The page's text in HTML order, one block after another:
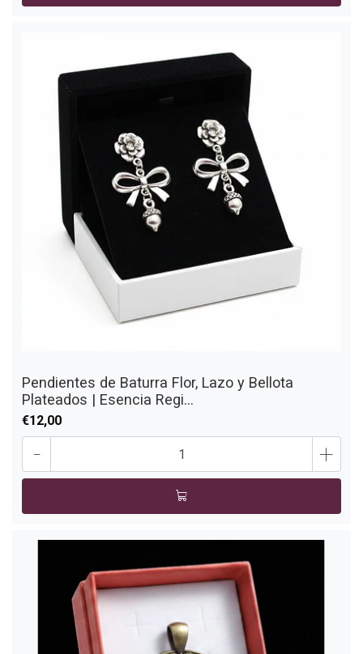
Pendientes de Baturra Flor, Lazo y Bellota
Plateados | Esencia Regi...
€12,00
- +